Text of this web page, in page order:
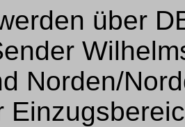
über
Norden/